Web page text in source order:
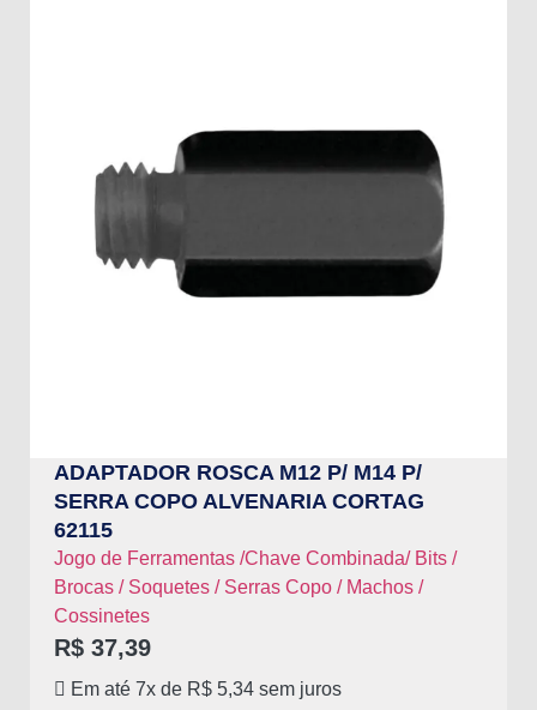
ADAPTADOR ROSCA M12 P/ M14 P/
SERRA COPO ALVENARIA CORTAG
62115
Jogo de Ferramentas /Chave Combinada/ Bits /
Brocas / Soquetes / Serras Copo / Machos /
Cossinetes
R$ 37,39
Em até 7x de R$ 5,34 sem juros